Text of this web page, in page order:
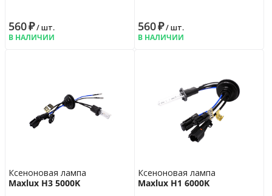
560₽/ шт.
В НАЛИЧИИ
560₽/ шт.
В НАЛИЧИИ
Ксеноновая лампа
Maxlux H3 5000K
Ксеноновая лампа
Maxlux H1 6000K